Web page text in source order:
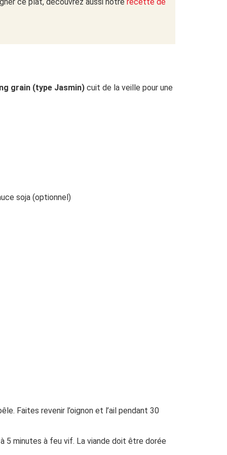
grain (type Jasmin) cuit de la veille pour une
soja (optionnel)
Faites revenir l’oignon et l’ail pendant 30
minutes à feu vif. La viande doit être dorée